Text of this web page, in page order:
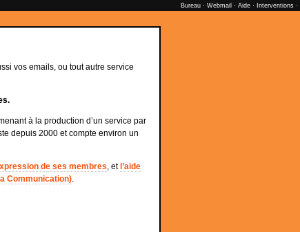
Bureau · Webmail · Aide · Interventions ·
vos emails, ou tout autre service
à la production d’un service par
depuis 2000 et compte environ un
de ses membres, et l’aide
Communication).